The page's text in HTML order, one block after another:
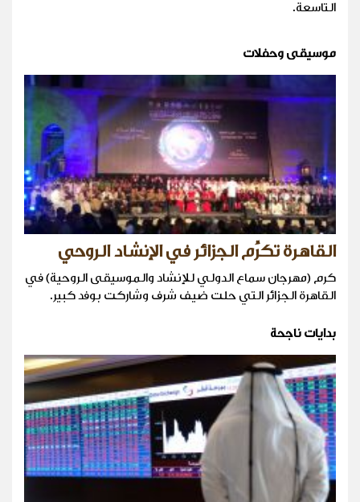
التاسعة.
موسيقى وحفلات
القاهرة تكرِّم الجزائر في الإنشاد الروحي
كرم (مهرجان سماع الدولي للإنشاد والموسيقى الروحية) في
القاهرة الجزائر التي حلت ضيف شرف وشاركت بوفد كبير.
بدايات ناجحة